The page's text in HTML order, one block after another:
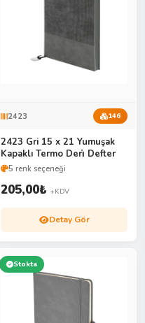
2423 146
2423 Gri 15 x 21 Yumuşak
Kapaklı Termo Deri̇ Defter
5 renk seçeneği
205,00₺ +KDV
Detay Gör
Stokta